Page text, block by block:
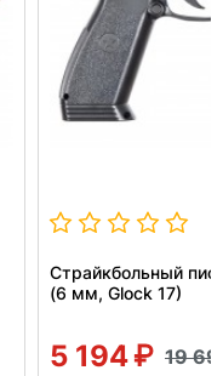
Страйкбольный
(6 мм, Glock 17)
5 194 19